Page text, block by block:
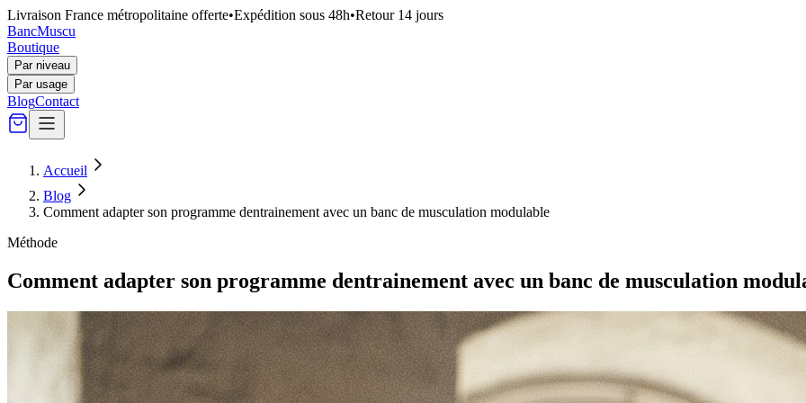
Livraison France métropolitaine offerte•Expédition sous 48h•Retour 14 jours
BancMuscu
Boutique
Par niveau
Par usage
BlogContact
Accueil
Blog
Comment adapter son programme dentrainement avec un banc de musculation modulable
Méthode
Comment adapter son programme dentrainement avec un banc de musculation